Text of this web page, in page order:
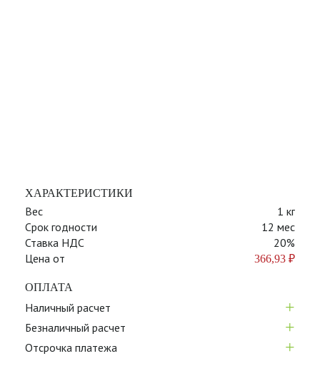
ХАРАКТЕРИСТИКИ
Вес
1 кг
Срок годности
12 мес
Ставка НДС
20%
Цена от
366,93 ₽
ОПЛАТА
Наличный расчет +
Безналичный расчет +
Отсрочка платежа +